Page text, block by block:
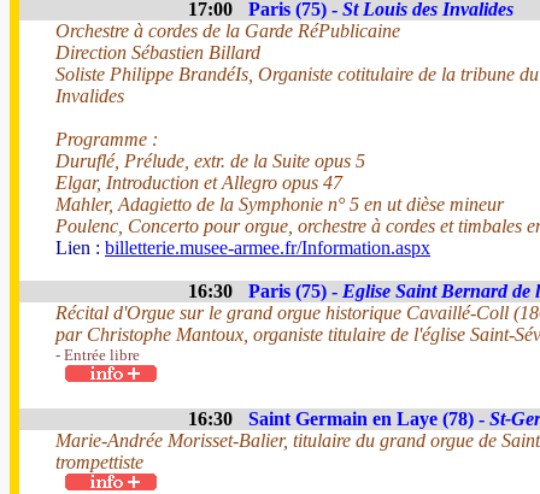
17:00 Paris (75) - St Louis des Invalides
Orchestre à cordes de la Garde RéPublicaine
Direction Sébastien Billard
Soliste Philippe BrandéIs, Organiste cotitulaire de la tribune
Invalides
Programme :
Duruflé, Prélude, extr. de la Suite opus 5
Elgar, Introduction et Allegro opus 47
Mahler, Adagietto de la Symphonie n° 5 en ut dièse mineur
Poulenc, Concerto pour orgue, orchestre à cordes et timbales
Lien : billetterie.musee-armee.fr/Information.aspx
16:30 Paris (75) - Eglise Saint Bernard de
Récital d'Orgue sur le grand orgue historique Cavaillé-Coll
par Christophe Mantoux, organiste titulaire de l'église Saint-
- Entrée libre
16:30 Saint Germain en Laye (78) - St-
Marie-Andrée Morisset-Balier, titulaire du grand orgue de
trompettiste